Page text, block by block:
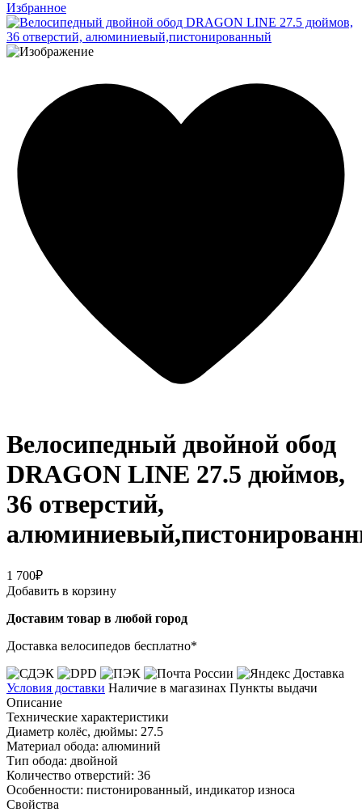
Избранное
Велосипедный двойной обод
DRAGON LINE 27.5 дюймов,
36 отверстий,
1 700₽
Добавить в корзину
Доставим товар в любой город
Доставка велосипедов бесплатно*
Условия доставки Наличие в магазинах Пункты выдачи
Описание
Технические характеристики
Диаметр колёс, дюймы: 27.5
Материал обода: алюминий
Тип обода: двойной
Количество отверстий: 36
Особенности: пистонированный, индикатор износа
Свойства